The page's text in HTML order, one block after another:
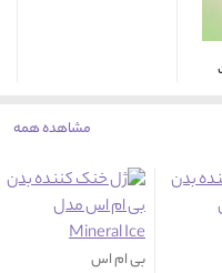
مشاهده همه
بی ام اس